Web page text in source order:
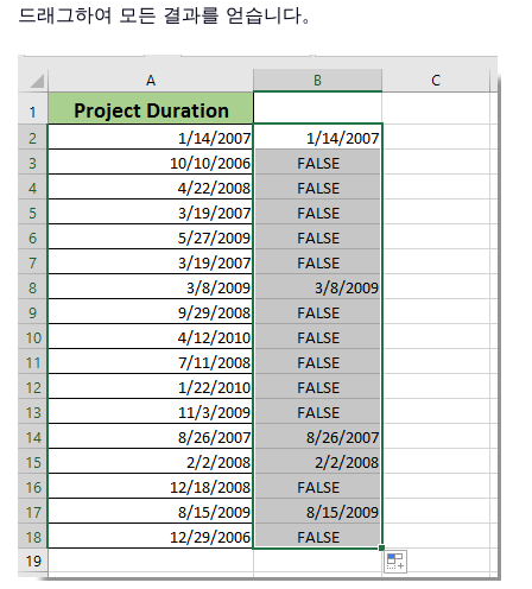
드래그하여 모든 결과를 얻습니다。